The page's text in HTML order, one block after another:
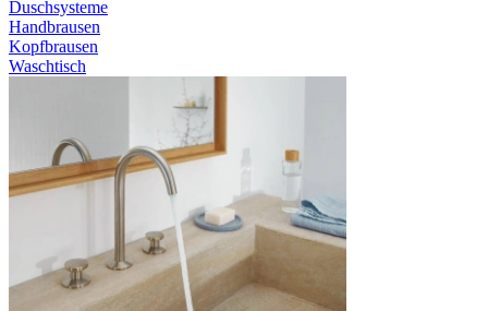
Duschsysteme
Handbrausen
Kopfbrausen
Waschtisch